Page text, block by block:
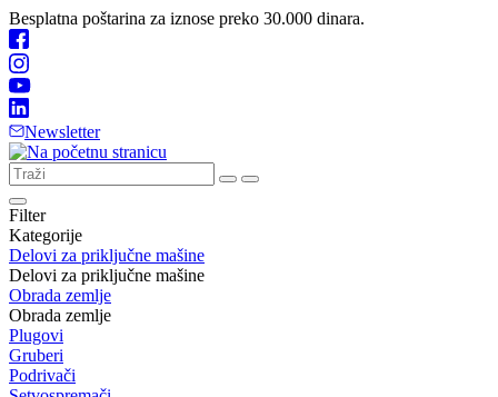
Besplatna poštarina za iznose preko 30.000 dinara.
Newsletter
Filter
Kategorije
Delovi za priključne mašine
Delovi za priključne mašine
Obrada zemlje
Obrada zemlje
Plugovi
Gruberi
Podrivači